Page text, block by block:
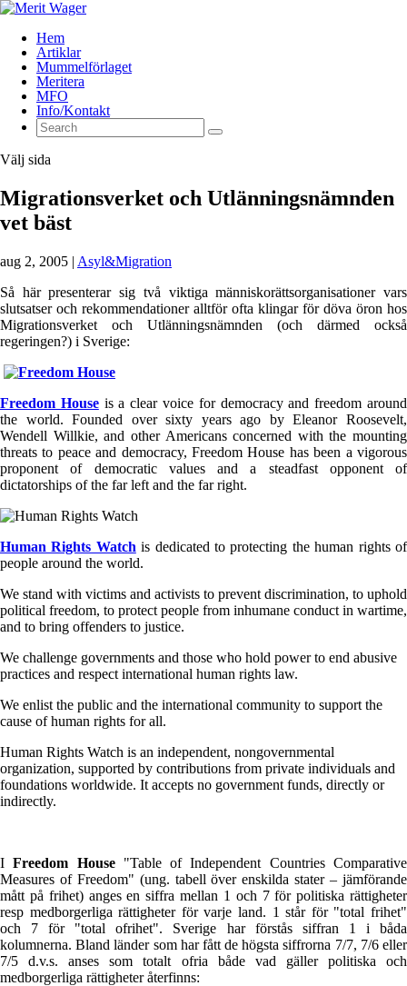
Hem
Artiklar
Mummelförlaget
Meritera
MFO
Info/Kontakt
Välj sida
Migrationsverket och Utlänningsnämnden
vet bäst
aug 2, 2005 | Asyl&Migration
Så här presenterar sig två viktiga människorättsorganisationer vars
slutsatser och rekommendationer alltför ofta klingar för döva öron hos
Migrationsverket och Utlänningsnämnden (och därmed också
regeringen?) i Sverige:
Freedom Houseis a clear voice for democracy and freedom around
the world. Founded over sixty years ago by Eleanor Roosevelt,
Wendell Willkie, and other Americans concerned with the mounting
threats to peace and democracy, Freedom House has been a vigorous
proponent of democratic values and a steadfast opponent of
dictatorships of the far left and the far right.
Human Rights Watch is dedicated to protecting the human rights of
people around the world.
We stand with victims and activists to prevent discrimination, to uphold
political freedom, to protect people from inhumane conduct in wartime,
and to bring offenders to justice.
We challenge governments and those who hold power to end abusive
practices and respect international human rights law.
We enlist the public and the international community to support the
cause of human rights for all.
Human Rights Watch is an independent, nongovernmental
organization, supported by contributions from private individuals and
foundations worldwide. It accepts no government funds, directly or
indirectly.
IFreedom House"Table of Independent Countries Comparative
Measures of Freedom" (ung. tabell över enskilda stater – jämförande
mått på frihet) anges en siffra mellan 1 och 7 för politiska rättigheter
resp medborgerliga rättigheter för varje land. 1 står för "total frihet"
och 7 för "total ofrihet". Sverige har förstås siffran 1 i båda
kolumnerna. Bland länder som har fått de högsta siffrorna 7/7, 7/6 eller
7/5 d.v.s. anses som totalt ofria både vad gäller politiska och
medborgerliga rättigheter återfinns: